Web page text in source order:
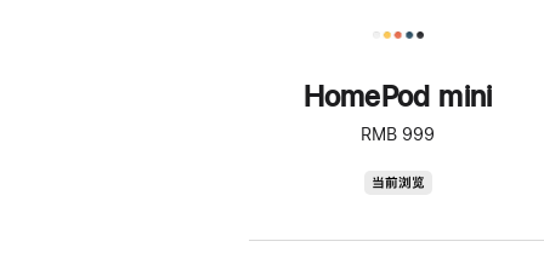
HomePod mini
RMB 999
当前浏览